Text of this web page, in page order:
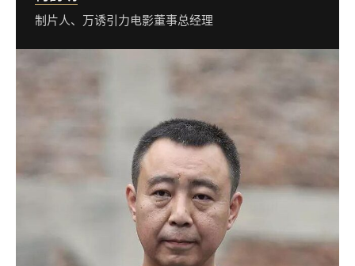
制片人、万诱引力电影董事总经理